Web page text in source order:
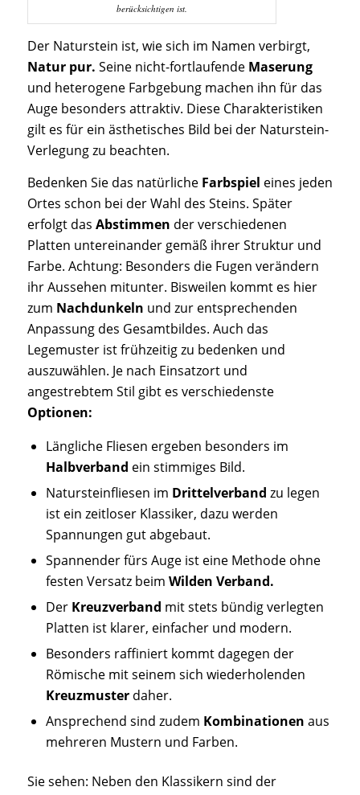
berücksichtigen ist.
Der Naturstein ist, wie sich im Namen verbirgt,
Natur pur. Seine nicht-fortlaufende Maserung
und heterogene Farbgebung machen ihn für das
Auge besonders attraktiv. Diese Charakteristiken
gilt es für ein ästhetisches Bild bei der Naturstein-
Verlegung zu beachten.
Bedenken Sie das natürliche Farbspiel eines jeden
Ortes schon bei der Wahl des Steins. Später
erfolgt das Abstimmen der verschiedenen
Platten untereinander gemäß ihrer Struktur und
Farbe. Achtung: Besonders die Fugen verändern
ihr Aussehen mitunter. Bisweilen kommt es hier
zum Nachdunkeln und zur entsprechenden
Anpassung des Gesamtbildes. Auch das
Legemuster ist frühzeitig zu bedenken und
auszuwählen. Je nach Einsatzort und
angestrebtem Stil gibt es verschiedenste
Optionen:
Längliche Fliesen ergeben besonders im
Halbverband ein stimmiges Bild.
Natursteinfliesen im Drittelverband zu legen
ist ein zeitloser Klassiker, dazu werden
Spannungen gut abgebaut.
Spannender fürs Auge ist eine Methode ohne
festen Versatz beim Wilden Verband.
Der Kreuzverband mit stets bündig verlegten
Platten ist klarer, einfacher und modern.
Besonders raffiniert kommt dagegen der
Römische mit seinem sich wiederholenden
Kreuzmusterdaher.
Ansprechend sind zudem Kombinationen aus
mehreren Mustern und Farben.
Sie sehen: Neben den Klassikern sind der